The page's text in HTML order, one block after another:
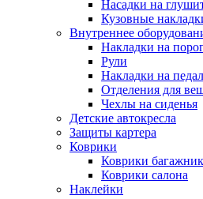
Насадки на
Кузовные
Внутреннее
Накладки на
Рули
Накладки на
Отделения для
Чехлы на сиденья
Детские автокресла
Защиты картера
Коврики
Коврики
Коврики салона
Наклейки